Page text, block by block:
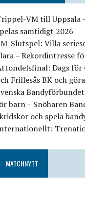
VM till Uppsala
samtidigt 2026
Slutspel: Villa
– Rekordintresse
Dags
Frillesås BK och
barn – Snöharen
och spela
MATCHNYTT